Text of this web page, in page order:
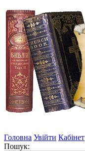
Головна Увійти Кабінет
Пошук: